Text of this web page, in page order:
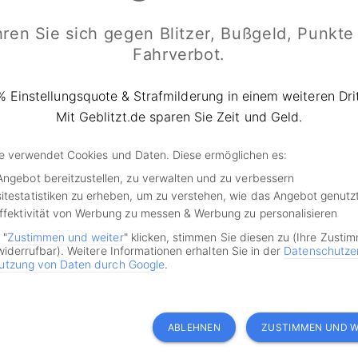
Signalfarbe jedoch könnten sie dem vorausfahrenden,
Steuerung des Verkehrs die autonomen Fahrzeuge
ohne Zutun der Ampeln übernehmen. Der am Projekt
Hajbabaie erklärt, warum das sinnvoll ist: „Wenn zum
der Ampel unterbrochen wird oder eine
den Verkehrsfluss trotzdem reibungslos
des Systems
des Verkehrsflusses könnten so auch der
verringert werden. Allerdings handelt es sich bislang
Den Forschern sei bewusst, dass das autonome
nicht flächendeckend zum Einsatz kommen wird und
für die Städte bedeuten würde, alle Ampeln
Sie sich gegen Blitzer, Bußgeld, Punkte
Fahrverbot.
Einstellungsquote & Strafmilderung in einem weiteren
Mit Geblitzt.de sparen Sie Zeit und Geld.
verwendet Cookies und Daten. Diese ermöglichen es:
bereitzustellen, zu verwalten und zu verbessern
zu erheben, um zu verstehen, wie das Angebot
von Werbung zu messen & Werbung zu personalisieren
"Zustimmen und weiter" klicken, stimmen Sie diesen zu (Ihre
Weitere Informationen erhalten Sie in der
von Daten durch Google.
ABLEHNEN ZUSTIMMEN UND